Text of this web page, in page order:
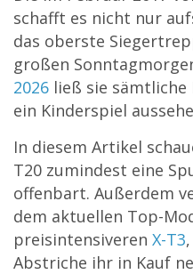
schafft es nicht nur
das oberste
großen
2026 ließ sie
ein Kinderspiel
In diesem Artikel
T20 zumindest eine
offenbart. Außerdem
dem aktuellen Top-
preisintensiveren X-T3
Abstriche ihr in Kauf